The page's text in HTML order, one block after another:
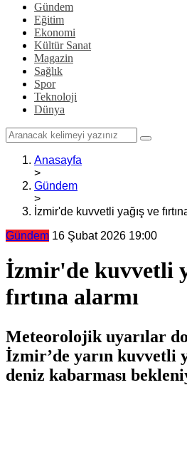
Gündem
Eğitim
Ekonomi
Kültür Sanat
Magazin
Sağlık
Spor
Teknoloji
Dünya
Anasayfa
>
Gündem
>
İzmir'de kuvvetli yağış ve
Gündem 16 Şubat 2026 19:00
İzmir'de kuvvetli
fırtına alarmı
Meteorolojik uyarılar
İzmir’de yarın kuvvetli
deniz kabarması